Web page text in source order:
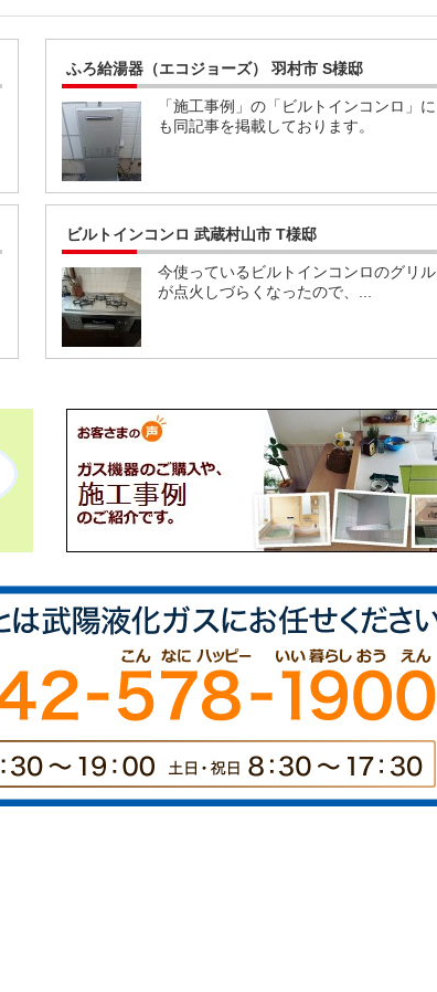
ふろ給湯器（エコジョーズ） 羽村市 S様邸
「施工事例」の「ビルトインコンロ」に
も同記事を掲載しております。
ビルトインコンロ 武蔵村山市 T様邸
今使っているビルトインコンロのグリル
が点火しづらくなったので、...